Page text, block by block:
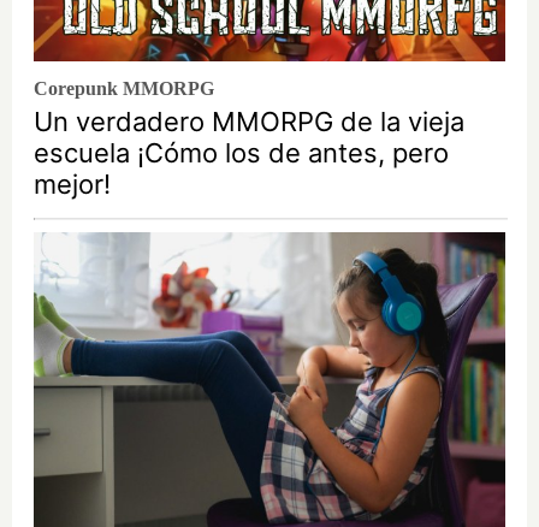
Corepunk MMORPG
Un verdadero MMORPG de la vieja
escuela ¡Cómo los de antes, pero
mejor!